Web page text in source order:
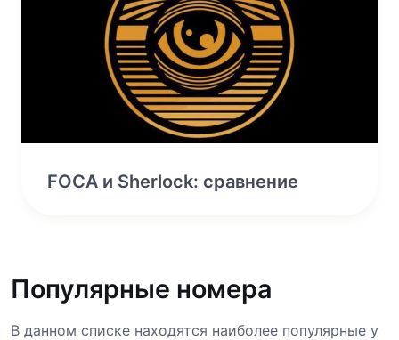
FOCA и Sherlock: сравнение
Популярные номера
В данном списке находятся наиболее популярные у